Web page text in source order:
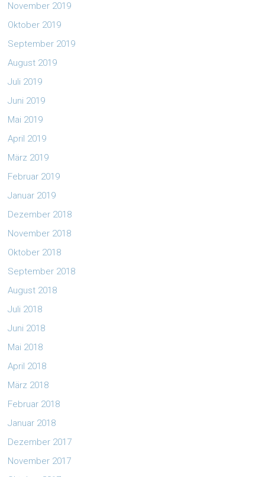
November 2019
Oktober 2019
September 2019
August 2019
Juli 2019
Juni 2019
Mai 2019
April 2019
März 2019
Februar 2019
Januar 2019
Dezember 2018
November 2018
Oktober 2018
September 2018
August 2018
Juli 2018
Juni 2018
Mai 2018
April 2018
März 2018
Februar 2018
Januar 2018
Dezember 2017
November 2017